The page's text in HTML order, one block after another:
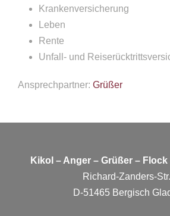
Krankenversicherung
Leben
Rente
Unfall- und
Ansprechpartner: Grüßer
Kikol – Anger – Grüßer –
Richard-Zanders-
D-51465 Bergisch